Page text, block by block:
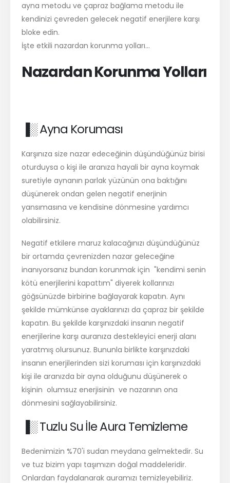
ayna metodu ve çapraz bağlama metodu ile
kendinizi çevreden gelecek negatif enerjilere karşı
bloke edin.
İşte etkili nazardan korunma yolları...
Nazardan Korunma Yolları
▐░ Ayna Koruması
Karşınıza size nazar edeceğinin düşündüğünüz birisi
oturduysa o kişi ile aranıza hayali bir ayna koymak
suretiyle aynanın parlak yüzünün ona baktığını
düşünerek ondan gelen negatif enerjinin
yansımasına ve kendisine dönmesine yardımcı
olabilirsiniz.
Negatif etkilere maruz kalacağınızı düşündüğünüz
bir ortamda çevrenizden nazar geleceğine
inanıyorsanız bundan korunmak için "kendimi senin
kötü enerjilerini kapattım" diyerek kollarınızı
göğsünüzde birbirine bağlayarak kapatın. Aynı
şekilde mümkünse ayaklarınızı da çapraz bir şekilde
kapatın. Bu şekilde karşınızdaki insanın negatif
enerjilerine karşı auranıza destekleyici enerji alanı
yaratmış olursunuz. Bununla birlikte karşınızdaki
insanın enerjilerinden sizi koruması için karşınızdaki
kişi ile aranızda bir ayna olduğunu düşünerek o
kişinin olumsuz enerjisinin ve nazarının ona
dönmesini sağlayabilirsiniz.
▐░ Tuzlu Su İle Aura Temizleme
Bedenimizin %70'i sudan meydana gelmektedir. Su
ve tuz bizim yapı taşımızın doğal maddeleridir.
Onlardan faydalanarak auramızı temizleyebiliriz.